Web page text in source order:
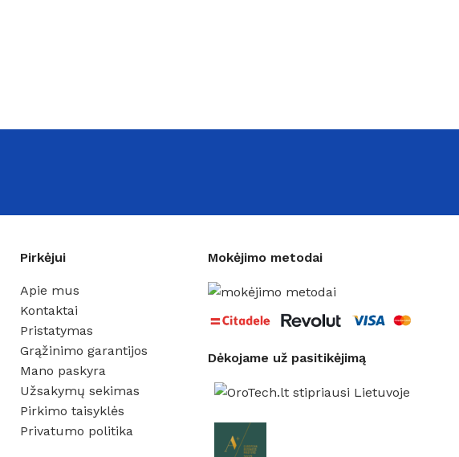
Pirkėjui
Apie mus
Kontaktai
Pristatymas
Grąžinimo garantijos
Mano paskyra
Užsakymų sekimas
Pirkimo taisyklės
Privatumo politika
Mokėjimo metodai
Dėkojame už pasitikėjimą